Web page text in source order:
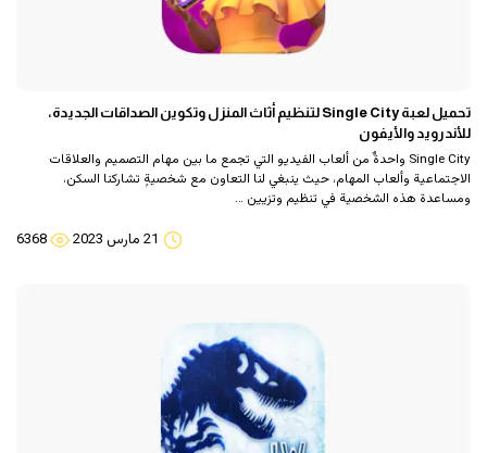
تحميل لعبة Single City لتنظيم أثاث المنزل وتكوين الصداقات الجديدة،
للأندرويد والأيفون
Single City واحدةٌ من ألعاب الفيديو التي تجمع ما بين مهام التصميم والعلاقات
الاجتماعية وألعاب المهام، حيث ينبغي لنا التعاون مع شخصيةٍ تشاركنا السكن،
ومساعدة هذه الشخصية في تنظيم وتزيين …
21 مارس 2023 6368